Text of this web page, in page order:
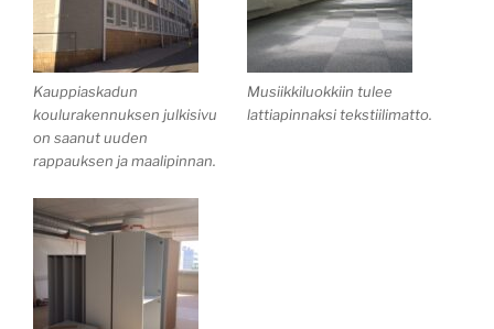
Kauppiaskadun
koulurakennuksen julkisivu
on saanut uuden
rappauksen ja maalipinnan.
Musiikkiluokkiin tulee
lattiapinnaksi tekstiilimatto.